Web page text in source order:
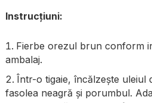
Instrucțiuni:
Fierbe orezul brun conform
ambalaj.
Într-o tigaie, încălzește uleiul
fasolea neagră și porumbul.